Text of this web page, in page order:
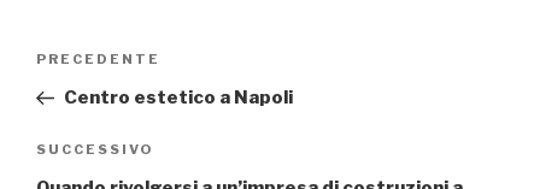
Articolo
precedente:
PRECEDENTE
Centro estetico a Napoli
Articolo
successivo
SUCCESSIVO